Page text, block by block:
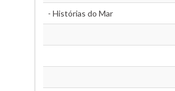
- Histórias do Mar